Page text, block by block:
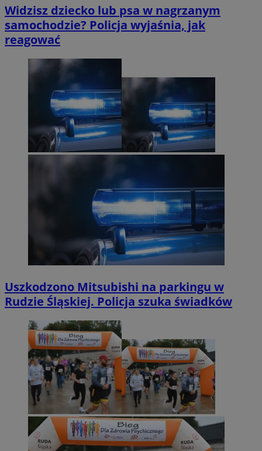
Widzisz dziecko lub psa w nagrzanym
samochodzie? Policja wyjaśnia, jak
reagować
Uszkodzono Mitsubishi na parkingu w
Rudzie Śląskiej. Policja szuka świadków